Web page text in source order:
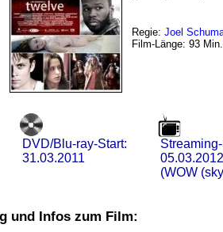
Regie: Joel
Film-Länge: 93 Min.
DVD/Blu-ray-Start:
31.03.2011
05.03.2012
(WOW
und Infos zum Film: